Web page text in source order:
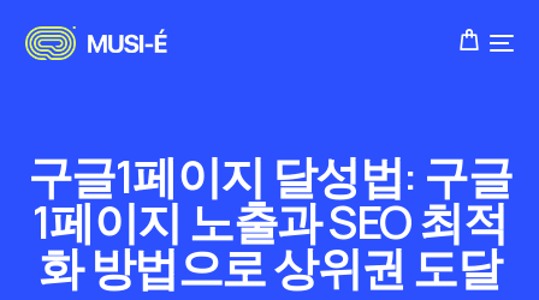
구글1페이지 달성법: 구글
1페이지 노출과 SEO 최적
화 방법으로 상위권 도달